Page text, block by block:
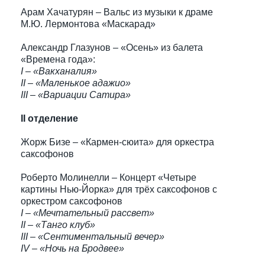
Арам Хачатурян – Вальс из музыки к драме
М.Ю. Лермонтова «Маскарад»
Александр Глазунов – «Осень» из балета
«Времена года»:
I – «Вакханалия»
II – «Маленькое адажио»
III – «Вариации Сатира»
II отделение
Жорж Бизе – «Кармен-сюита» для оркестра
саксофонов
Роберто Молинелли – Концерт «Четыре
картины Нью-Йорка» для трёх саксофонов с
оркестром саксофонов
I – «Мечтательный рассвет»
II – «Танго клуб»
III – «Сентиментальный вечер»
IV – «Ночь на Бродвее»